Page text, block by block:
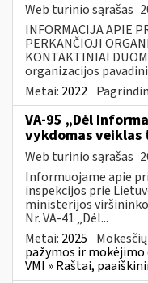
Web turinio sąrašas
INFORMACIJA APIE
PERKANČIOJI
KONTAKTINIAI
organizacijos
Metai: 2022
VA-95 „Dėl
vykdomas
Web turinio sąrašas
Informuojame apie
inspekcijos prie
ministerijos viršininko
Nr. VA-41 „Dėl...
Metai: 2025
pažymos ir mokėjimo
VMI » Raštai,